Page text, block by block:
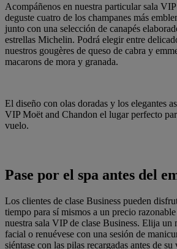
Acompáñenos en nuestra particular sala
deguste cuatro de los champanes más
junto con una selección de canapés
estrellas Michelin. Podrá elegir entre
nuestros gougères de queso de cabra y
macarons de mora y granada.
El diseño con olas doradas y los elegantes
VIP Moët and Chandon el lugar perfecto
vuelo.
Pase por el spa antes del
Los clientes de clase Business pueden
tiempo para sí mismos a un precio
nuestra sala VIP de clase Business. Elija un
facial o renuévese con una sesión de
siéntase con las pilas recargadas antes de su